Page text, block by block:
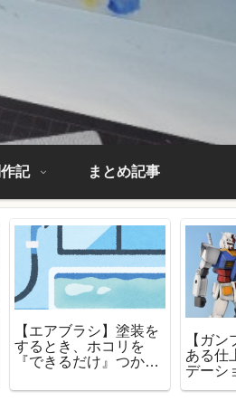
記 まとめ記事
【エアブラシ】塗装を
するとき、ホコリを
『できるだけ』つかな
【ガ
ある仕
デーシ